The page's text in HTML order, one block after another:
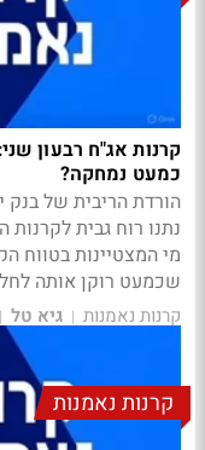
קרנות אג"ח רבעון
כמעט נמחקה?
הורדת הריבית של בנק
נתנו רוח גבית
מי המצטיינות בטווח
שכמעט רוקן אותה
קרנות נאמנות | גיא טל |
קרנות נאמנות